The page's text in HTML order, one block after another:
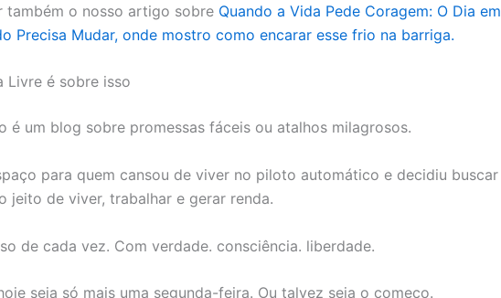
também o nosso artigo sobre Quando a Vida Pede Coragem: O Dia em
Precisa Mudar, onde mostro como encarar esse frio na barriga.
Livre é sobre isso
é um blog sobre promessas fáceis ou atalhos milagrosos.
para quem cansou de viver no piloto automático e decidiu buscar
jeito de viver, trabalhar e gerar renda.
de cada vez. Com verdade. consciência. liberdade.
seja só mais uma segunda-feira. Ou talvez seja o começo.